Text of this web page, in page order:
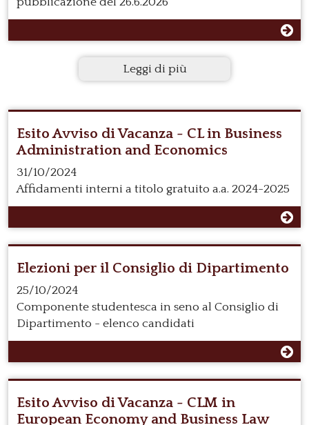
Leggi di più
Esito Avviso di Vacanza - CL in Business
Administration and Economics
31/10/2024
Affidamenti interni a titolo gratuito a.a. 2024-2025
Elezioni per il Consiglio di Dipartimento
25/10/2024
Componente studentesca in seno al Consiglio di
Dipartimento - elenco candidati
Esito Avviso di Vacanza - CLM in
European Economy and Business Law